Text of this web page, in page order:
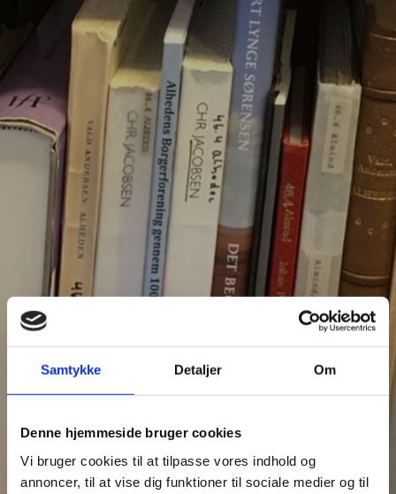
Samtykke Detaljer Om
Denne hjemmeside bruger cookies
Vi bruger cookies til at tilpasse vores indhold og
annoncer, til at vise dig funktioner til sociale medier og til